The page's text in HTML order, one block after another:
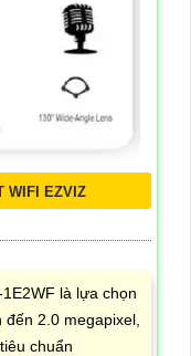
WIFI EZVIZ
là lựa chọn
2.0 megapixel,
chuẩn